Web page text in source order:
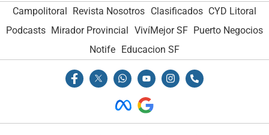
Campolitoral Revista Nosotros Clasificados CYD Litoral
Podcasts Mirador Provincial VivíMejor SF Puerto Negocios
Notife Educacion SF